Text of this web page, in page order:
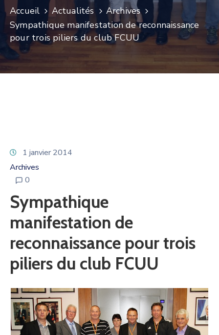
Accueil Actualités
Archives
Sympathique manifestation de reconnaissance
pour trois piliers du club FCUU
1 janvier 2014
Archives
0
Sympathique
manifestation de
reconnaissance pour trois
piliers du club FCUU